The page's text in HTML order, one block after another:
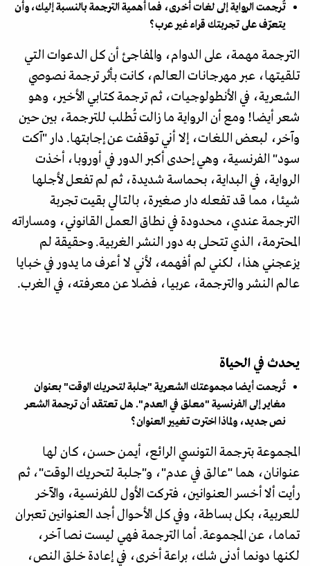
تُرجمت الرواية إلى لغات أخرى، فما أهمية الترجمة بالنسبة إليك، وأن
يتعرّف على تجربتك قراء غير عرب؟
الترجمة مهمة، على الدوام، والمفاجئ أن كل الدعوات التي
تلقيتها، عبر مهرجانات العالم، كانت بأثر ترجمة نصوصي
الشعرية، في الأنطولوجيات، ثم ترجمة كتابي الأخير، وهو
شعر أيضا! ومع أن الرواية ما زالت تُطلب للترجمة، بين حين
وآخر، لبعض اللغات، إلا أني توقفت عن إجابتها. دار "آكت
سود" الفرنسية، وهي إحدى أكبر الدور في أوروبا، أخذت
الرواية، في البداية، بحماسة شديدة، ثم لم تفعل لأجلها
شيئا، مما قد تفعله دار صغيرة، بالتالي بقيت تجربة
الترجمة عندي، محدودة في نطاق العمل القانوني، ومساراته
المحترمة، الذي تتحلى به دور النشر الغربية. وحقيقة لم
يزعجني هذا، لكني لم أفهمه، لأني لا أعرف ما يدور في خبايا
عالم النشر والترجمة، عربيا، فضلا عن معرفته، في الغرب.
يحدث في الحياة
تُرجمت أيضا مجموعتك الشعرية "جلبة لتحريك الوقت" بعنوان
مغاير إلى الفرنسية "معلق في العدم". هل تعتقد أن ترجمة الشعر
نص جديد، ولماذا اخترت تغيير العنوان؟
المجموعة بترجمة التونسي الرائع، أيمن حسن، كان لها
عنوانان، هما "عالق في عدم"، و"جلبة لتحريك الوقت"، ثم
رأيت ألا أخسر العنوانين، فتركت الأول للفرنسية، والآخر
للعربية، بكل بساطة، وفي كل الأحوال أجد العنوانين تعبران
تماما، عن المجموعة. أما الترجمة فهي ليست نصا آخر،
لكنها دونما أدنى شك، براعة أخرى، في إعادة خلق النص،